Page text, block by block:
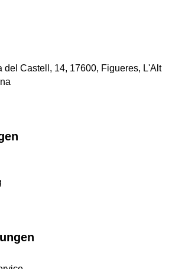
del Castell, 14, 17600, Figueres, L'Alt